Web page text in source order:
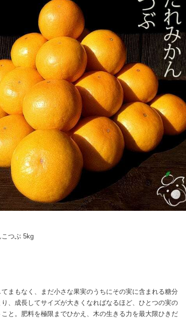
こつぶ 5kg
まもなく、まだ小さな果実のうちにその実に含まれる糖分
、成長してサイズが大きくなればなるほど、ひとつの実の
と。肥料を極限までひかえ、木の生きる力を最大限ひきだ